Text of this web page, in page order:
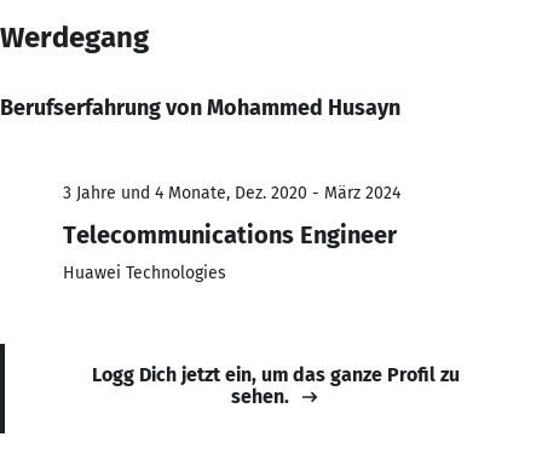
Werdegang
Berufserfahrung von Mohammed Husayn
3 Jahre und 4 Monate, Dez. 2020 - März 2024
Telecommunications Engineer
Huawei Technologies
Logg Dich jetzt ein, um das ganze Profil zu
sehen.